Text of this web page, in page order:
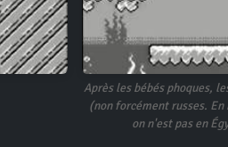
Après les bébés phoques,
(non forcément russes. En
on n'est pas en